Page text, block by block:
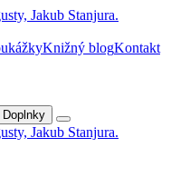
Knižný blogKontakt
Doplnky